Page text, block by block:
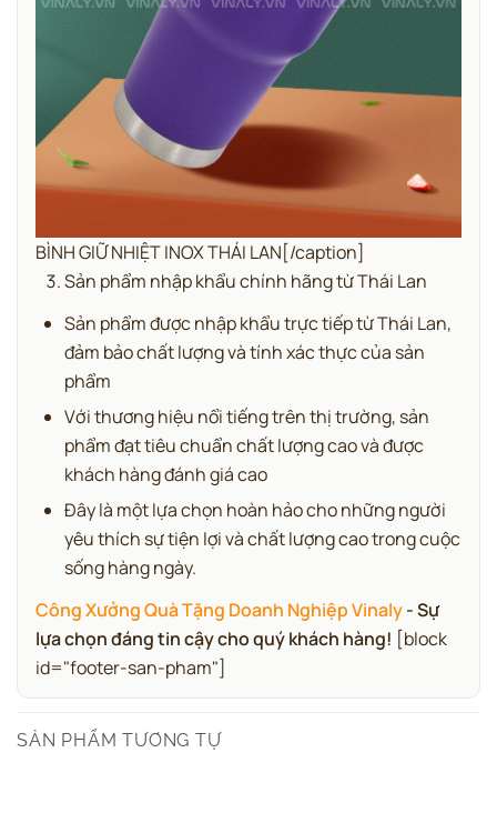
BÌNH GIỮ NHIỆT INOX THÁI LAN[/caption]
Sản phẩm nhập khẩu chính hãng từ Thái Lan
Sản phẩm được nhập khẩu trực tiếp từ Thái Lan,
đảm bảo chất lượng và tính xác thực của sản
phẩm
Với thương hiệu nổi tiếng trên thị trường, sản
phẩm đạt tiêu chuẩn chất lượng cao và được
khách hàng đánh giá cao
Đây là một lựa chọn hoàn hảo cho những người
yêu thích sự tiện lợi và chất lượng cao trong cuộc
sống hàng ngày.
Công Xưởng Quà Tặng Doanh Nghiệp Vinaly- Sự
lựa chọn đáng tin cậy cho quý khách hàng! [block
id="footer-san-pham"]
SẢN PHẨM TƯƠNG TỰ